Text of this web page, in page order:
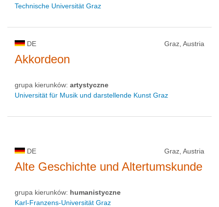
Technische Universität Graz
DE Graz, Austria
Akkordeon
grupa kierunków: artystyczne
Universität für Musik und darstellende Kunst Graz
DE Graz, Austria
Alte Geschichte und Altertumskunde
grupa kierunków: humanistyczne
Karl-Franzens-Universität Graz